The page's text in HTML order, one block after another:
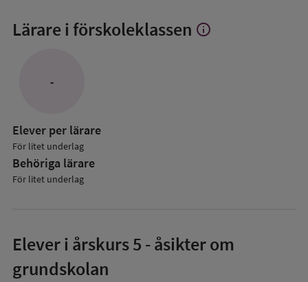
Lärare i förskoleklassen Visa
info
-
Elever per lärare
För litet underlag
Behöriga lärare
För litet underlag
Elever i årskurs 5 - åsikter om
grundskolan